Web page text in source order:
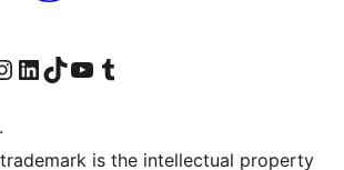
Threads
pàgina al Facebook
el nostre compte d'Instagram
Visiteu el nostre compte de LinkedIn
Visiteu el nostre compte de TikTok
Visiteu el nostre canal al YouTube
Visiteu el nostre compte de Tumblr
is the intellectual property